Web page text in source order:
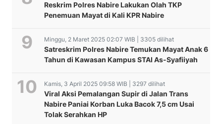
Reskrim Polres Nabire Lakukan Olah TKP
Penemuan Mayat di Kali KPR Nabire
Minggu, 2 Maret 2025 02:07 WIB | 3305 dilihat
Satreskrim Polres Nabire Temukan Mayat Anak 6
Tahun di Kawasan Kampus STAI As-Syafiiyah
Kamis, 3 April 2025 09:58 WIB | 3297 dilihat
Viral Aksi Pemalangan Supir di Jalan Trans
Nabire Paniai Korban Luka Bacok 7,5 cm Usai
Tolak Serahkan HP
TAKLIMAT Awal Audit
Forkopimda Nabire
Keluarkan Pernyataan
Biro Pemuda Kingmi Klasis